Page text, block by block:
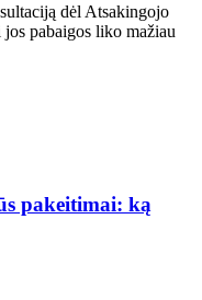
dėl Atsakingojo
pabaigos liko mažiau
pakeitimai: ką